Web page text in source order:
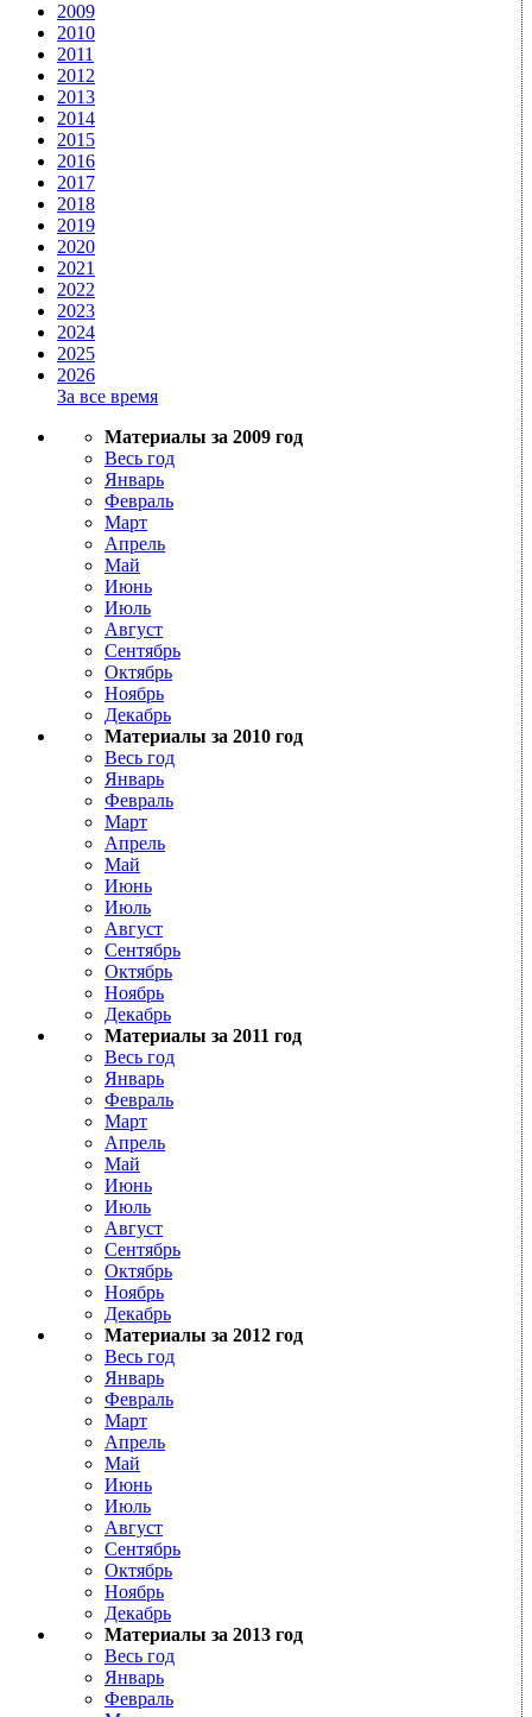
2009
2010
2011
2012
2013
2014
2015
2016
2017
2018
2019
2020
2021
2022
2023
2024
2025
2026
За все время
Материалы за 2009 год
Весь год
Январь
Февраль
Март
Апрель
Май
Июнь
Июль
Август
Сентябрь
Октябрь
Ноябрь
Декабрь
Материалы за 2010 год
Весь год
Январь
Февраль
Март
Апрель
Май
Июнь
Июль
Август
Сентябрь
Октябрь
Ноябрь
Декабрь
Материалы за 2011 год
Весь год
Январь
Февраль
Март
Апрель
Май
Июнь
Июль
Август
Сентябрь
Октябрь
Ноябрь
Декабрь
Материалы за 2012 год
Весь год
Январь
Февраль
Март
Апрель
Май
Июнь
Июль
Август
Сентябрь
Октябрь
Ноябрь
Декабрь
Материалы за 2013 год
Весь год
Январь
Февраль